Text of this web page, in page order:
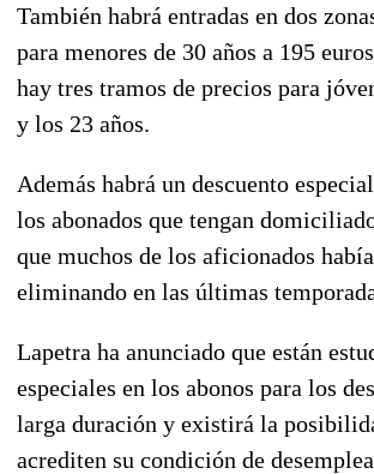
También habrá entradas en dos
para menores de 30 años a 195
hay tres tramos de precios para
y los 23 años.
Además habrá un descuento
los abonados que tengan
que muchos de los aficionados
eliminando en las últimas
Lapetra ha anunciado que están
especiales en los abonos para los
larga duración y existirá la
acrediten su condición de